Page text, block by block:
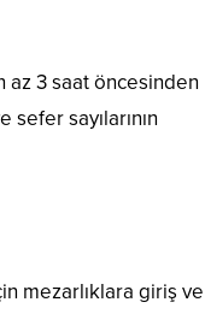
3 saat öncesinden
sayılarının
mezarlıklara giriş ve